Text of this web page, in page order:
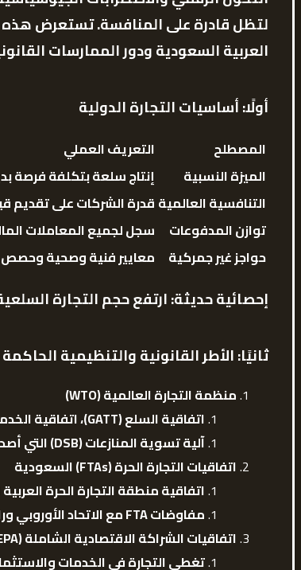
لتظل قادرة على المنافسة. تستعرض هذه
العربية السعودية ودور الممارسات
أولًا: أساسيات التجارة الدولية
المصطلح التعريف العملي
الميزة النسبية
إنتاج سلعة بتكلفة فرصة
التنافسية العالميةقدرة الشركات على تقديم
توازن المدفوعات
سجل لجميع المعاملات
حواجز غير جمركية
معايير فنية وصحية وحصص
إحصائية حديثة:ارتفع حجم التجارة السلعية العالمية بنسبة 3.5٪ عام
ثانيًا: الأطر القانونية والتنظيمية الحاكمة
منظمة التجارة العالمية(WTO)
اتفاقية السلع(GATT) ، اتفاقية
آلية تسوية المنازعات(DSB) التي أصدرت
اتفاقيات التجارة الحرة(FTAs)
السعودية
اتفاقية منطقة التجارة الحرة
مفاوضات
مع الاتحاد الأوروبي
اتفاقيات الشراكة الاقتصادية الشاملة(CEPA)
تغطي التجارة في الخدمات